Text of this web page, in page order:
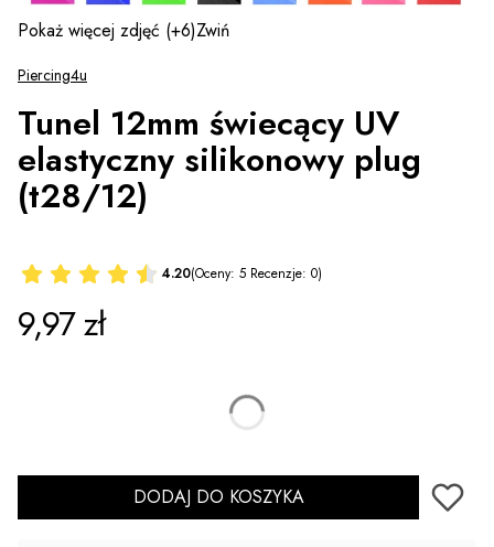
Pokaż więcej zdjęć (+6)Zwiń
Piercing4u
Tunel 12mm świecący UV
elastyczny silikonowy plug
(t28/12)
4.20(Oceny: 5 Recenzje: 0)
Cena
9,97 zł
DODAJ DO KOSZYKA